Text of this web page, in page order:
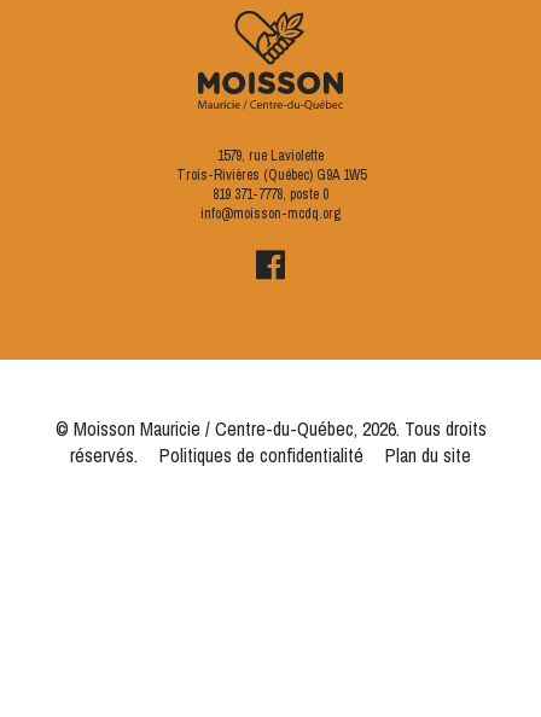
1579, rue Laviolette
Trois-Rivières (Québec) G9A 1W5
819 371-7778, poste 0
info@moisson-mcdq.org
© Moisson Mauricie / Centre-du-Québec, 2026. Tous droits
réservés.
Politiques de confidentialité Plan du site